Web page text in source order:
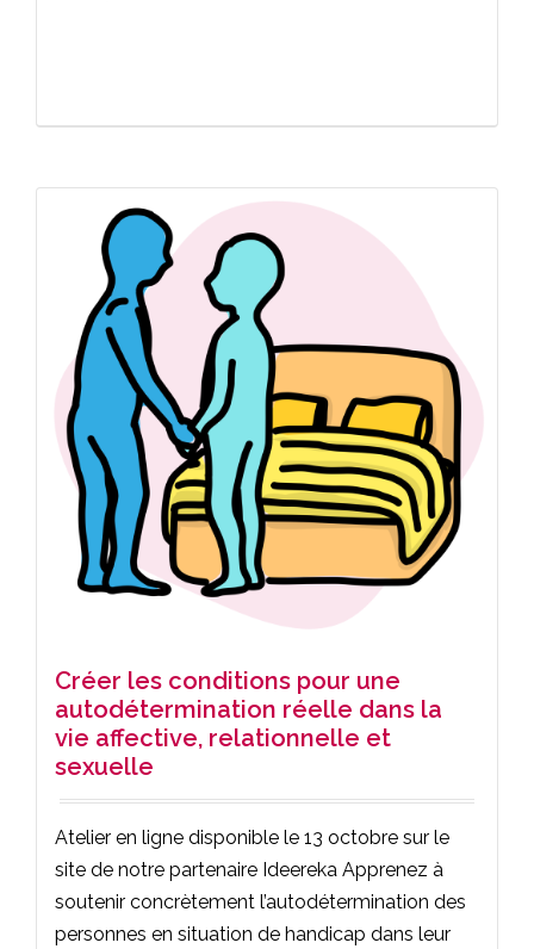
Créer les conditions pour une
autodétermination réelle dans la
vie affective, relationnelle et
sexuelle
Atelier en ligne disponible le 13 octobre sur le
site de notre partenaire Ideereka Apprenez à
soutenir concrètement l’autodétermination des
personnes en situation de handicap dans leur